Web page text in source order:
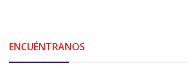
ENCUÉNTRANOS